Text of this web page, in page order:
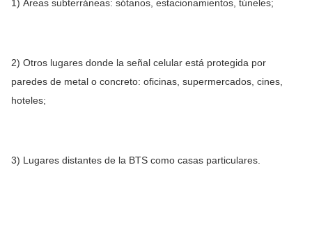
1) Áreas subterráneas: sótanos, estacionamientos, túneles;
2) Otros lugares donde la señal celular está protegida por
paredes de metal o concreto: oficinas, supermercados, cines,
hoteles;
3) Lugares distantes de la BTS como casas particulares.